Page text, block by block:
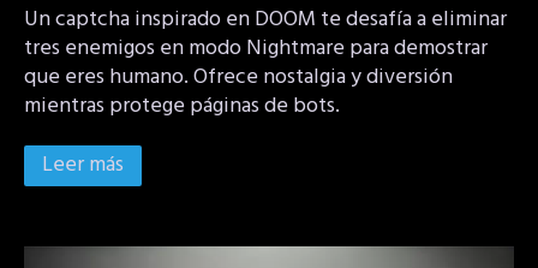
Un captcha inspirado en DOOM te desafía a eliminar
tres enemigos en modo Nightmare para demostrar
que eres humano. Ofrece nostalgia y diversión
mientras protege páginas de bots.
Leer más